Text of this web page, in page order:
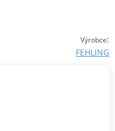
Výrobce:
FEHLING